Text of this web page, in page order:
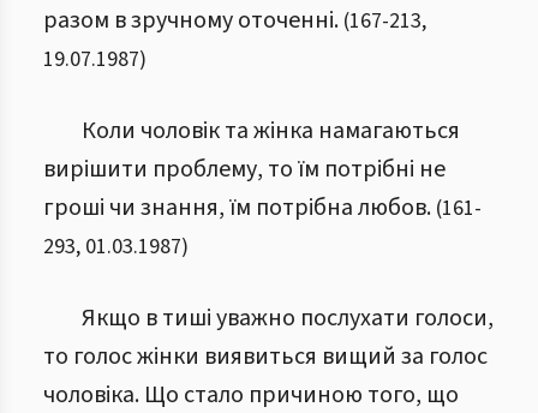
разом в зручному оточенні. (167-213,
19.07.1987)
Коли чоловік та жінка намагаються
вирішити проблему, то їм потрібні не
гроші чи знання, їм потрібна любов. (161-
293, 01.03.1987)
Якщо в тиші уважно послухати голоси,
то голос жінки виявиться вищий за голос
чоловіка. Що стало причиною того, що